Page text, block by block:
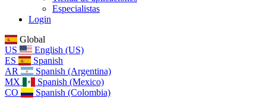
Especialistas
Login
Global
US
English (US)
ES
Spanish
AR
Spanish (Argentina)
MX
Spanish (Mexico)
CO
Spanish (Colombia)